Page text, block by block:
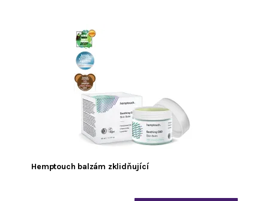
Hemptouch balzám zklidňující